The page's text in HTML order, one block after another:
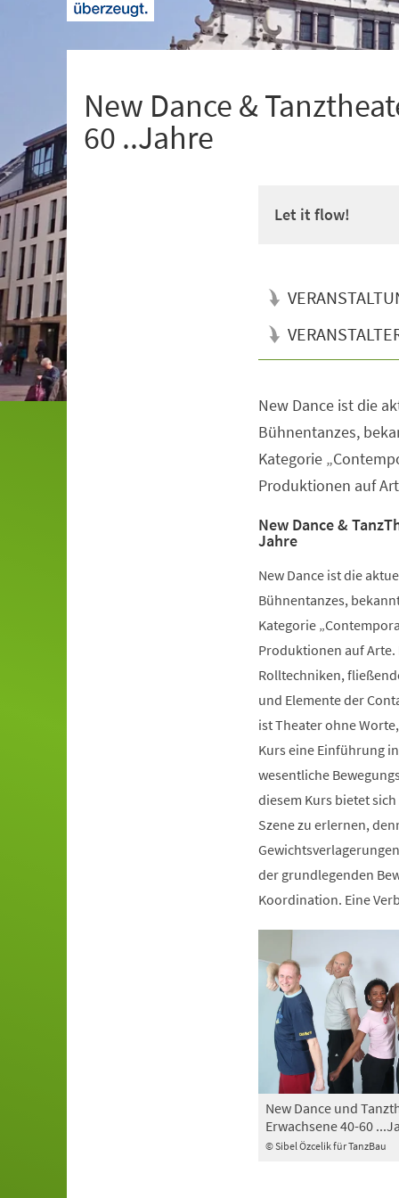
New Dance &
60 ..Jahre
Let it flow!
New Dance ist die
Bühnentanzes,
Kategorie
Produktionen auf
New Dance &
Jahre
New Dance ist die
Bühnentanzes,
Kategorie
Produktionen auf Arte.
Rolltechniken,
und Elemente der
ist Theater ohne
Kurs eine Einführung
wesentliche
diesem Kurs bietet
Szene zu erlernen,
der grundlegenden
Koordination. Eine
© Sibel Özcelik für TanzBau
New Dance und
Erwachsene 40-60